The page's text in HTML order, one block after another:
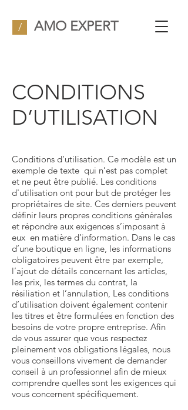
/ AMO EXPERT
CONDITIONS
D’UTILISATION
Conditions d’utilisation. Ce modèle est un
exemple de texte qui n’est pas complet
et ne peut être publié. Les conditions
d'utilisation ont pour but de protéger les
propriétaires de site. Ces derniers peuvent
définir leurs propres conditions générales
et répondre aux exigences s’imposant à
eux en matière d’information. Dans le cas
d’une boutique en ligne, les informations
obligatoires peuvent être par exemple,
l’ajout de détails concernant les articles,
les prix, les termes du contrat, la
résiliation et l’annulation, Les conditions
d’utilisation doivent également contenir
les titres et être formulées en fonction des
besoins de votre propre entreprise. Afin
de vous assurer que vous respectez
pleinement vos obligations légales, nous
vous conseillons vivement de demander
conseil à un professionnel afin de mieux
comprendre quelles sont les exigences qui
vous concernent spécifiquement.